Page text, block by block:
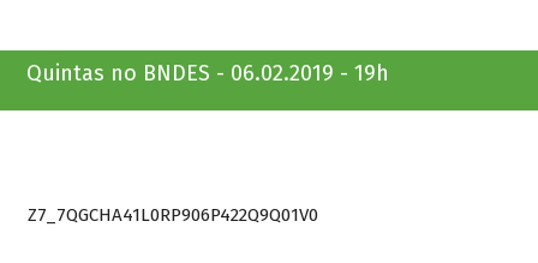
Quintas no BNDES - 06.02.2019 - 19h
Z7_7QGCHA41L0RP906P422Q9Q01V0